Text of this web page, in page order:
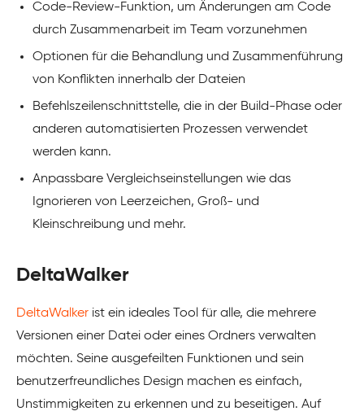
Code-Review-Funktion, um Änderungen am Code
durch Zusammenarbeit im Team vorzunehmen
Optionen für die Behandlung und Zusammenführung
von Konflikten innerhalb der Dateien
Befehlszeilenschnittstelle, die in der Build-Phase oder
anderen automatisierten Prozessen verwendet
werden kann.
Anpassbare Vergleichseinstellungen wie das
Ignorieren von Leerzeichen, Groß- und
Kleinschreibung und mehr.
DeltaWalker
DeltaWalker ist ein ideales Tool für alle, die mehrere
Versionen einer Datei oder eines Ordners verwalten
möchten. Seine ausgefeilten Funktionen und sein
benutzerfreundliches Design machen es einfach,
Unstimmigkeiten zu erkennen und zu beseitigen. Auf